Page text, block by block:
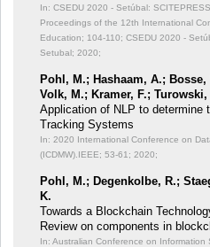
In: CSEDU 2020 - Setúbal:
Proceedings of the 12th International
Education; 104-110; CSEDU 2020 -
Setubal; 2020;
Pohl, M.; Hashaam, A.;
Volk, M.; Kramer, F.; Turowski,
Application of NLP to determine
Tracking Systems
In: 2020 International Conference on
(ICDMW).IEEE; 53-61; 2020;
Pohl, M.; Degenkolbe, R.;
K.
Towards a Blockchain
Review on components in
In: Australian Conference on Information